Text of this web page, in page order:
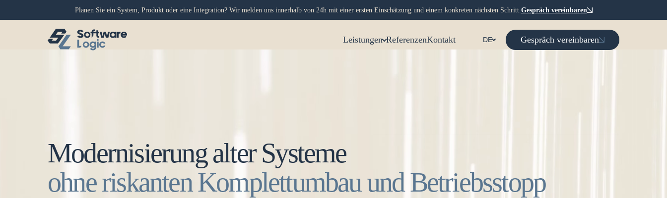
Planen Sie ein System, Produkt oder eine Integration? Wir melden uns innerhalb von 24h mit einer ersten Einschätzung und einem konkreten nächsten Schritt. Gespräch vereinbaren
Leistungen ReferenzenKontakt DE Gespräch vereinbaren
Modernisierung alter Systeme
ohne riskanten Komplettumbau und Betriebsstopp